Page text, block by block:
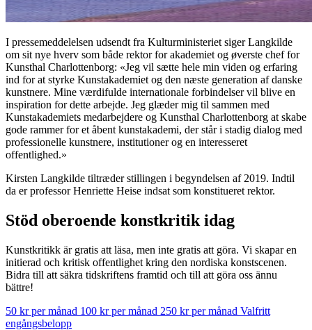
I pressemeddelelsen udsendt fra Kulturministeriet siger Langkilde
om sit nye hverv som både rektor for akademiet og øverste chef for
Kunsthal Charlottenborg: «Jeg vil sætte hele min viden og erfaring
ind for at styrke Kunstakademiet og den næste generation af danske
kunstnere. Mine værdifulde internationale forbindelser vil blive en
inspiration for dette arbejde. Jeg glæder mig til sammen med
Kunstakademiets medarbejdere og Kunsthal Charlottenborg at skabe
gode rammer for et åbent kunstakademi, der står i stadig dialog med
professionelle kunstnere, institutioner og en interesseret
offentlighed.»
Kirsten Langkilde tiltræder stillingen i begyndelsen af 2019. Indtil
da er professor Henriette Heise indsat som konstitueret rektor.
Stöd oberoende konstkritik idag
Kunstkritikk är gratis att läsa, men inte gratis att göra. Vi skapar en
initierad och kritisk offentlighet kring den nordiska konstscenen.
Bidra till att säkra tidskriftens framtid och till att göra oss ännu
bättre!
50 kr per månad 100 kr per månad 250 kr per månad Valfritt
engångsbelopp